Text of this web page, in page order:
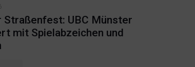
Straßenfest: UBC Münster
mit Spielabzeichen und